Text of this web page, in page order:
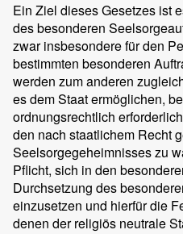
Ein Ziel dieses Gesetzes ist
des besonderen
zwar insbesondere für den
bestimmten besonderen
werden zum anderen
es dem Staat ermöglichen,
ordnungsrechtlich
den nach staatlichem Recht
Seelsorgegeheimnisses zu
Pflicht, sich in den
Durchsetzung des
einzusetzen und hierfür die
denen der religiös neutrale